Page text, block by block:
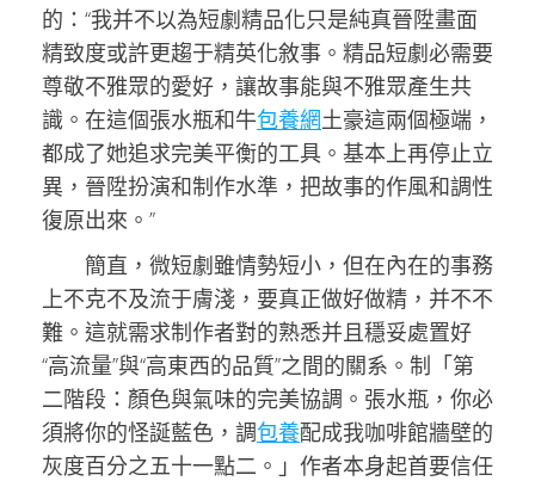
的：“我并不以為短劇精品化只是純真晉陞畫面
精致度或許更趨于精英化敘事。精品短劇必需要
尊敬不雅眾的愛好，讓故事能與不雅眾產生共
識。在這個張水瓶和牛包養網土豪這兩個極端，
都成了她追求完美平衡的工具。基本上再停止立
異，晉陞扮演和制作水準，把故事的作風和調性
復原出來。”
簡直，微短劇雖情勢短小，但在內在的事務
上不克不及流于膚淺，要真正做好做精，并不不
難。這就需求制作者對的熟悉并且穩妥處置好
“高流量”與“高東西的品質”之間的關系。制「第
二階段：顏色與氣味的完美協調。張水瓶，你必
須將你的怪誕藍色，調包養配成我咖啡館牆壁的
灰度百分之五十一點二。」作者本身起首要信任